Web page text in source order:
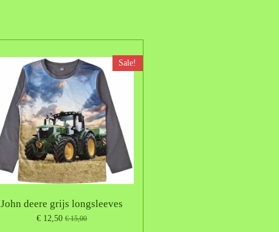
Sale!
John deere grijs longsleeves
€ 12,50 € 15,00